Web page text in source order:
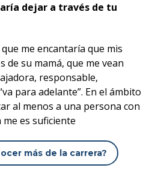
dejar a través de tu
me encantaría que mis
de su mamá, que me vean
responsable,
para adelante”. En el ámbito
al menos a una persona con
es suficiente
más de la carrera?